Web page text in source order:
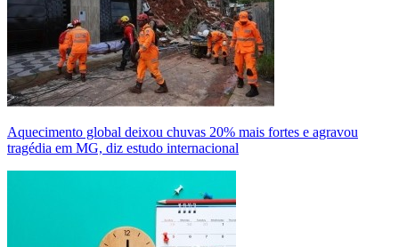
Aquecimento global deixou chuvas 20% mais fortes e agravou
tragédia em MG, diz estudo internacional